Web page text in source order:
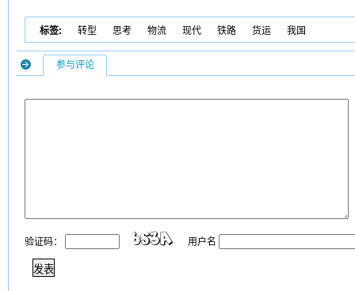
标签: 转型 思考 物流 现代 铁路 货运 我国
参与评论
验证码： 用户名